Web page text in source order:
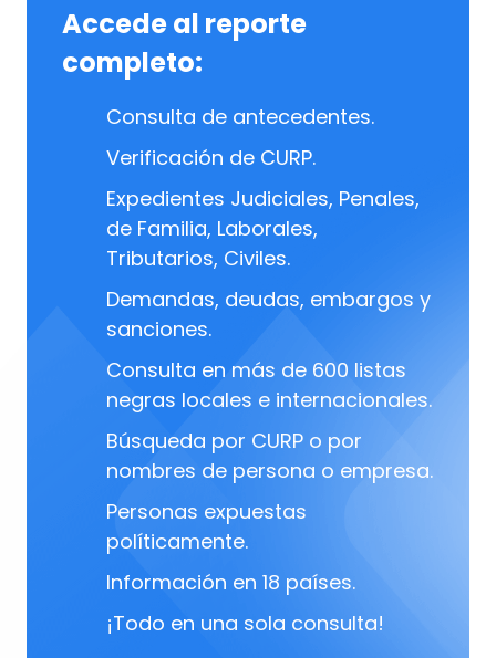
Accede al reporte
completo:
Consulta de antecedentes.
Verificación de CURP.
Expedientes Judiciales, Penales,
de Familia, Laborales,
Tributarios, Civiles.
Demandas, deudas, embargos y
sanciones.
Consulta en más de 600 listas
negras locales e internacionales.
Búsqueda por CURP o por
nombres de persona o empresa.
Personas expuestas
políticamente.
Información en 18 países.
¡Todo en una sola consulta!